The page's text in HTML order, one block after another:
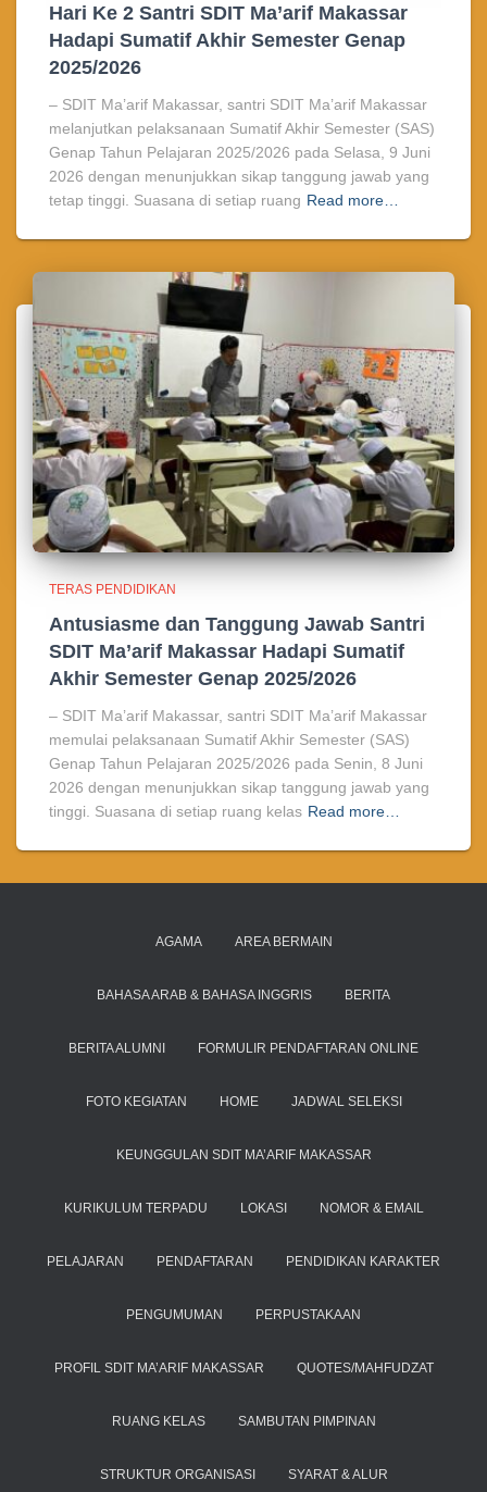
Hari Ke 2 Santri SDIT Ma’arif Makassar
Hadapi Sumatif Akhir Semester Genap
2025/2026
– SDIT Ma’arif Makassar, santri SDIT Ma’arif Makassar
melanjutkan pelaksanaan Sumatif Akhir Semester (SAS)
Genap Tahun Pelajaran 2025/2026 pada Selasa, 9 Juni
2026 dengan menunjukkan sikap tanggung jawab yang
tetap tinggi. Suasana di setiap ruang Read more…
TERAS PENDIDIKAN
Antusiasme dan Tanggung Jawab Santri
SDIT Ma’arif Makassar Hadapi Sumatif
Akhir Semester Genap 2025/2026
– SDIT Ma’arif Makassar, santri SDIT Ma’arif Makassar
memulai pelaksanaan Sumatif Akhir Semester (SAS)
Genap Tahun Pelajaran 2025/2026 pada Senin, 8 Juni
2026 dengan menunjukkan sikap tanggung jawab yang
tinggi. Suasana di setiap ruang kelas Read more…
AGAMA AREA BERMAIN
BAHASA ARAB & BAHASA INGGRIS BERITA
BERITA ALUMNI FORMULIR PENDAFTARAN ONLINE
FOTO KEGIATAN HOME JADWAL SELEKSI
KEUNGGULAN SDIT MA’ARIF MAKASSAR
KURIKULUM TERPADU LOKASI NOMOR & EMAIL
PELAJARAN PENDAFTARAN PENDIDIKAN KARAKTER
PENGUMUMAN PERPUSTAKAAN
PROFIL SDIT MA’ARIF MAKASSAR QUOTES/MAHFUDZAT
RUANG KELAS SAMBUTAN PIMPINAN
STRUKTUR ORGANISASI SYARAT & ALUR